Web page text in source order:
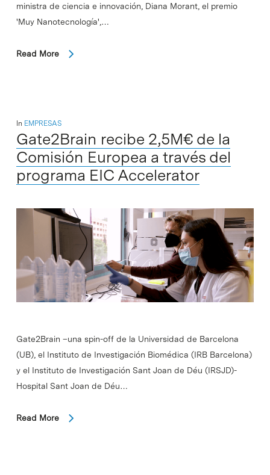
ministra de ciencia e innovación, Diana Morant, el premio
'Muy Nanotecnología',…
Read More
In EMPRESAS
Gate2Brain recibe 2,5M€ de la
Comisión Europea a través del
programa EIC Accelerator
Gate2Brain –una spin-off de la Universidad de Barcelona
(UB), el Instituto de Investigación Biomédica (IRB Barcelona)
y el Instituto de Investigación Sant Joan de Déu (IRSJD)-
Hospital Sant Joan de Déu…
Read More